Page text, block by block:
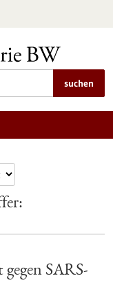
suchen
SARS-